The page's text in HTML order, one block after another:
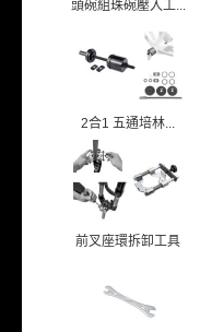
頭碗組珠碗壓入工...
2合1 五通培林...
前叉座環拆卸工具